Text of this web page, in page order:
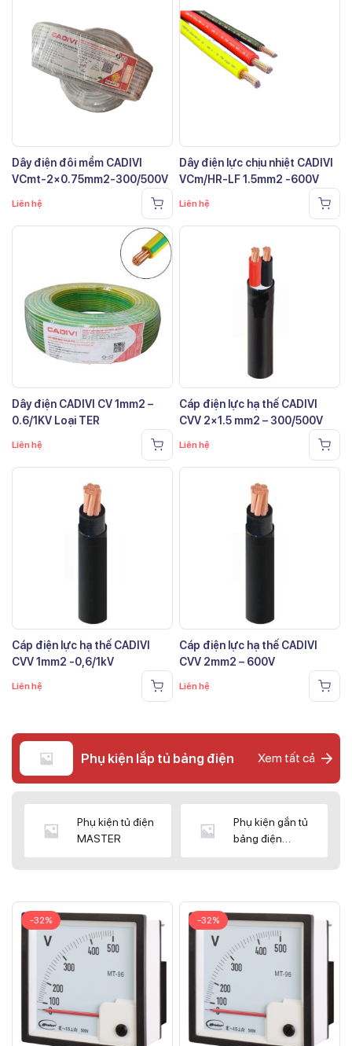
Dây điện đôi mềm CADIVI
VCmt-2×0.75mm2-300/500V
Liên hệ
Dây điện lực chịu nhiệt CADIVI
VCm/HR-LF 1.5mm2 -600V
Liên hệ
Dây điện CADIVI CV 1mm2 –
0.6/1KV Loại TER
Liên hệ
Cáp điện lực hạ thế CADIVI
CVV 2×1.5 mm2 – 300/500V
Liên hệ
Cáp điện lực hạ thế CADIVI
CVV 1mm2 -0,6/1kV
Liên hệ
Cáp điện lực hạ thế CADIVI
CVV 2mm2 – 600V
Liên hệ
Phụ kiện lắp tủ bảng điện Xem tất cả
Phụ kiện tủ điện
MASTER
Phụ kiện gắn tủ
bảng điện
-32% -32%